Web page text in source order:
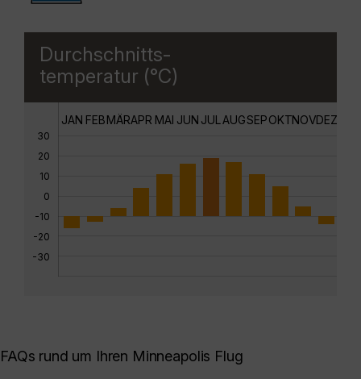
Durchschnitts-
temperatur (°C)
30
20
10
0
-10
-20
-30
JAN FEBMÄRAPR MAI JUN JUL AUGSEPOKTNOVDEZ
FAQs rund um Ihren Minneapolis Flug